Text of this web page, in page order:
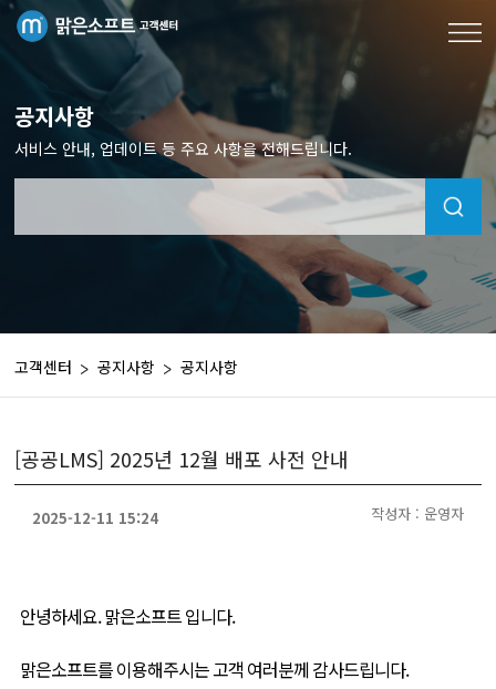
공지사항
서비스 안내, 업데이트 등 주요 사항을 전해드립니다.
고객센터 공지사항 공지사항
[공공LMS] 2025년 12월 배포 사전 안내
2025-12-11 15:24 작성자 : 운영자
안녕하세요. 맑은소프트 입니다.
맑은소프트를 이용해주시는 고객 여러분께 감사드립니다.